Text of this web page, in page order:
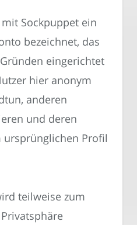
Sockpuppet ein
bezeichnet, das
eingerichtet
hier anonym
anderen
und deren
ursprünglichen Profil
teilweise zum